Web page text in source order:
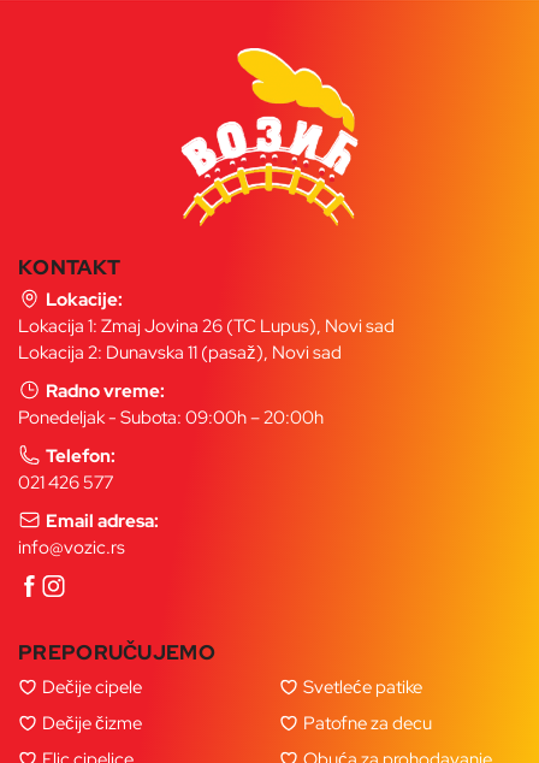
KONTAKT
Lokacije:
Lokacija 1: Zmaj Jovina 26 (TC Lupus), Novi sad
Lokacija 2: Dunavska 11 (pasaž), Novi sad
Radno vreme:
Ponedeljak - Subota: 09:00h – 20:00h
Telefon:
021 426 577
Email adresa:
info@vozic.rs
PREPORUČUJEMO
Dečije cipele
Dečije čizme
Svetleće patike
Patofne za decu